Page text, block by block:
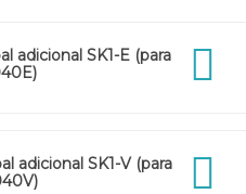
adicional SK1-E (para
adicional SK1-V (para